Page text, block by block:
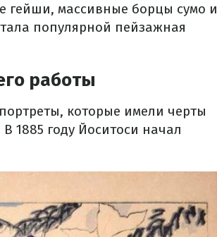
гейши, массивные борцы сумо и
популярной пейзажная
работы
которые имели черты
1885 году Йоситоси начал